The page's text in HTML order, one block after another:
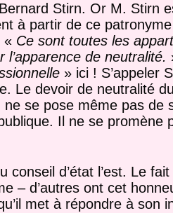
Stirn. Or M. Stirn
à partir de ce
« Ce sont toutes les
de neutralité.
» ici ! S’appeler
Le devoir de neutralité
se pose même pas de
Il ne se promène
d’état l’est. Le
– d’autres ont cet
met à répondre à son